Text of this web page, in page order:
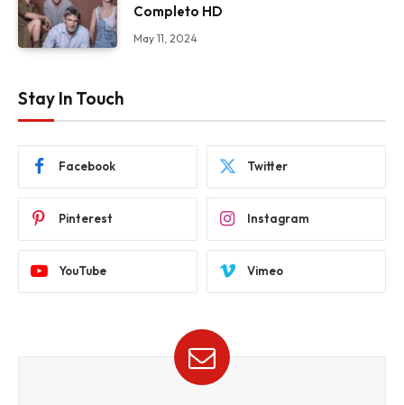
Completo HD
May 11, 2024
Stay In Touch
Facebook Twitter
Pinterest Instagram
YouTube Vimeo